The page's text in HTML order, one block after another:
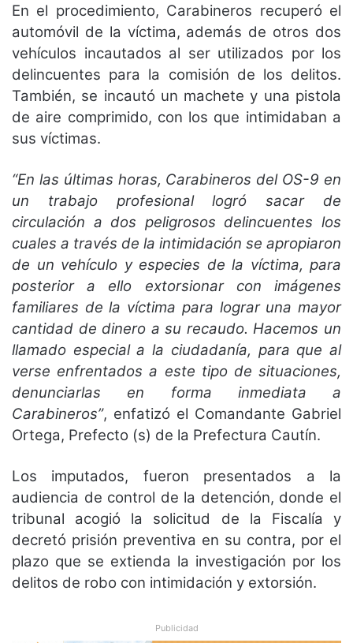
En el procedimiento, Carabineros recuperó el
automóvil de la víctima, además de otros dos
vehículos incautados al ser utilizados por los
delincuentes para la comisión de los delitos.
También, se incautó un machete y una pistola
de aire comprimido, con los que intimidaban a
sus víctimas.
“En las últimas horas, Carabineros del OS-9 en
un trabajo profesional logró sacar de
circulación a dos peligrosos delincuentes los
cuales a través de la intimidación se apropiaron
de un vehículo y especies de la víctima, para
posterior a ello extorsionar con imágenes
familiares de la víctima para lograr una mayor
cantidad de dinero a su recaudo. Hacemos un
llamado especial a la ciudadanía, para que al
verse enfrentados a este tipo de situaciones,
denunciarlas en forma inmediata a
Carabineros”, enfatizó el Comandante Gabriel
Ortega, Prefecto (s) de la Prefectura Cautín.
Los imputados, fueron presentados a la
audiencia de control de la detención, donde el
tribunal acogió la solicitud de la Fiscalía y
decretó prisión preventiva en su contra, por el
plazo que se extienda la investigación por los
delitos de robo con intimidación y extorsión.
Publicidad